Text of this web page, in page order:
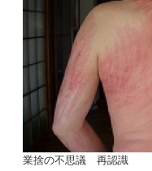
業捨の不思議 再認識